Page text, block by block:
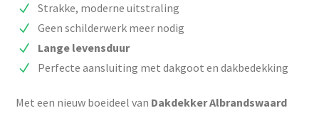
Strakke, moderne uitstraling
Geen schilderwerk meer nodig
Lange levensduur
Perfecte aansluiting met dakgoot en dakbedekking
Met een nieuw boeideel van Dakdekker Albrandswaard